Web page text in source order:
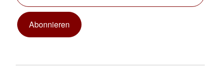
Abonnieren